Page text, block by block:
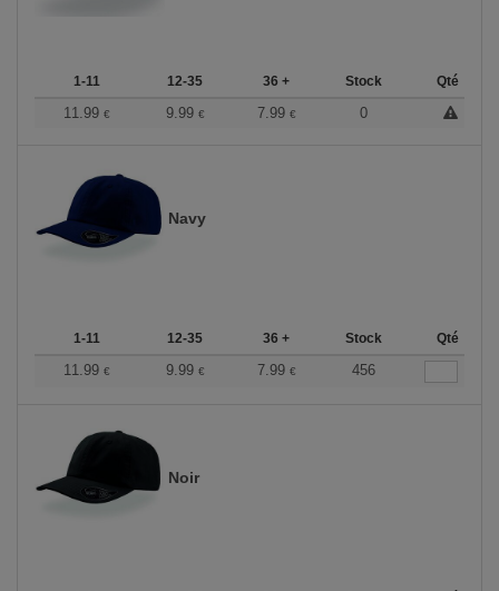
1-11 12-35 36 + Stock Qté
11.99 € 9.99 € 7.99 € 0
Navy
1-11 12-35 36 + Stock Qté
11.99 € 9.99 € 7.99 € 456
Noir